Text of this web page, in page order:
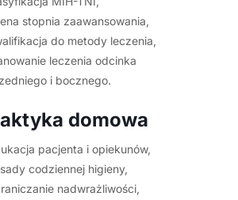
stopnia zaawansowania,
do metody leczenia,
leczenia odcinka
i bocznego.
domowa
pacjenta i opiekunów,
codziennej higieny,
nadwrażliwości,